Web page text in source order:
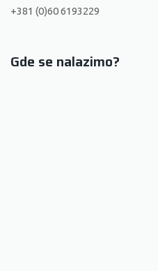
+381 (0)60 6193229
Gde se nalazimo?